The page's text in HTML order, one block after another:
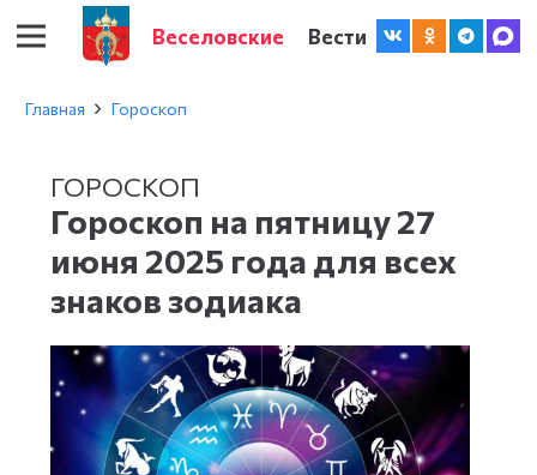
Веселовские Вести
Главная Гороскоп
ГОРОСКОП
Гороскоп на пятницу 27
июня 2025 года для всех
знаков зодиака